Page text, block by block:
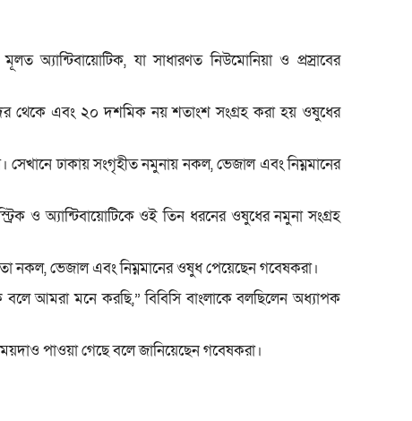
অ্যান্টিবায়োটিক, যা সাধারণত নিউমোনিয়া ও প্রস্রাবের
থেকে এবং ২০ দশমিক নয় শতাংশ সংগ্রহ করা হয় ওষুধের
ঢাকায় সংগৃহীত নমুনায় নকল, ভেজাল এবং নিম্নমানের
ও অ্যান্টিবায়োটিকে ওই তিন ধরনের ওষুধের নমুনা সংগ্রহ
নকল, ভেজাল এবং নিম্নমানের ওষুধ পেয়েছেন গবেষকরা।
আমরা মনে করছি,” বিবিসি বাংলাকে বলছিলেন অধ্যাপক
পাওয়া গেছে বলে জানিয়েছেন গবেষকরা।